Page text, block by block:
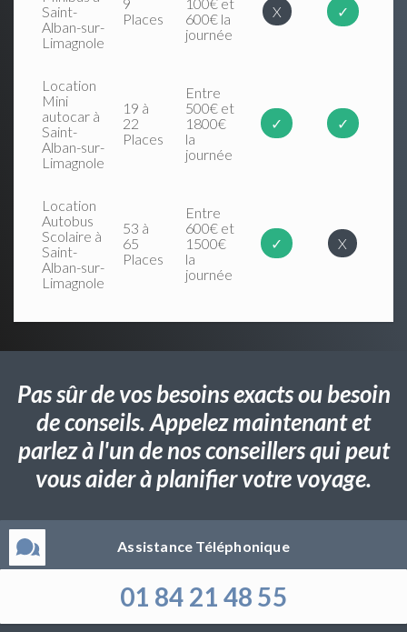
Saint-
Alban-sur-
Limagnole
Places
600€ la
journée
X ✓
Location
Mini
autocar à
Saint-
Alban-sur-
Limagnole
19 à
22
Places
Entre
500€ et
1800€
la
journée
✓ ✓
Location
Autobus
Scolaire à
Saint-
Alban-sur-
Limagnole
53 à
65
Places
Entre
600€ et
1500€
la
journée
✓ X
Pas sûr de vos besoins exacts ou besoin
de conseils. Appelez maintenant et
parlez à l'un de nos conseillers qui peut
vous aider à planifier votre voyage.
Assistance Téléphonique
01 84 21 48 55